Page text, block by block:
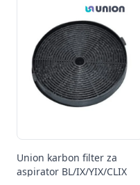
Union karbon filter za
aspirator BL/IX/YIX/CLIX